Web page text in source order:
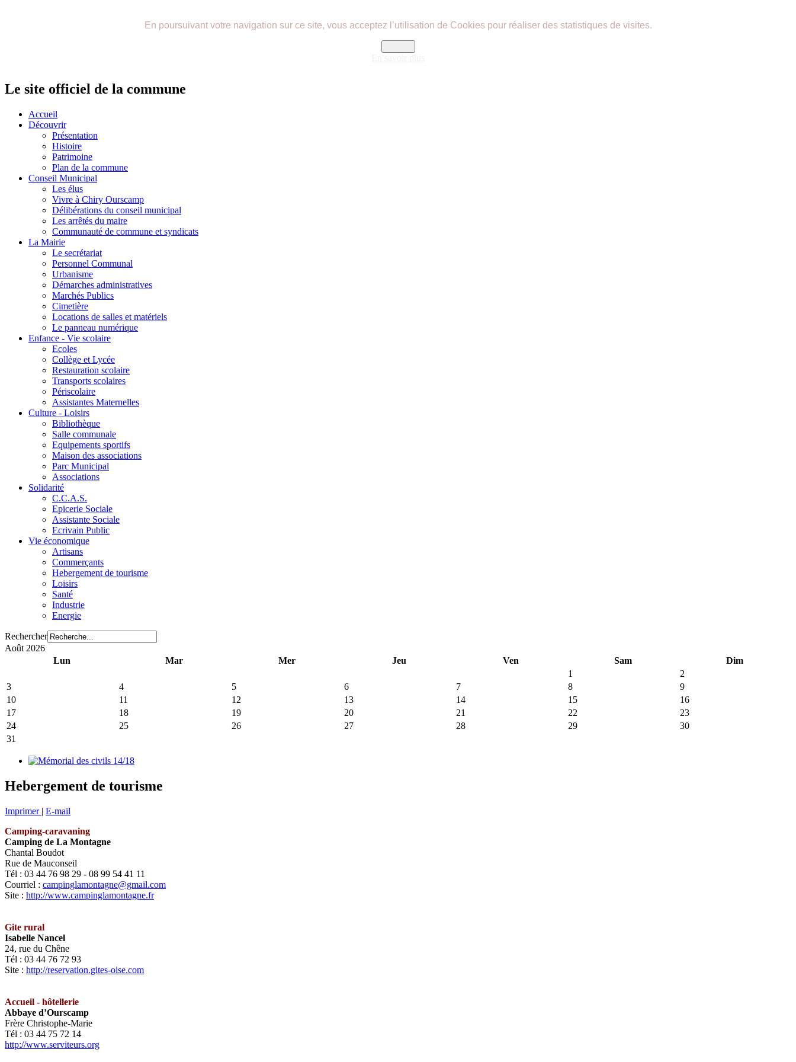
En poursuivant votre navigation sur ce site, vous acceptez l’utilisation de Cookies pour réaliser des statistiques de visites.
Le site officiel de la commune
Accueil
Découvrir
Présentation
Histoire
Patrimoine
Plan de la commune
Conseil Municipal
Les élus
Vivre à Chiry Ourscamp
Délibérations du conseil municipal
Les arrêtés du maire
Communauté de commune et syndicats
La Mairie
Le secrétariat
Personnel Communal
Urbanisme
Démarches administratives
Marchés Publics
Cimetière
Locations de salles et matériels
Le panneau numérique
Enfance - Vie scolaire
Ecoles
Collège et Lycée
Restauration scolaire
Transports scolaires
Périscolaire
Assistantes Maternelles
Culture - Loisirs
Bibliothèque
Salle communale
Equipements sportifs
Maison des associations
Parc Municipal
Associations
Solidarité
C.C.A.S.
Epicerie Sociale
Assistante Sociale
Ecrivain Public
Vie économique
Artisans
Commerçants
Hebergement de tourisme
Loisirs
Santé
Industrie
Energie
Rechercher
Août 2026
Lun
Mar Mer Jeu Ven Sam
Dim
1
2
3
4 5 6 7 8
9
10
11 12 13 14 15
16
17
18 19 20 21 22
23
24
25 26 27 28 29
30
31
Hebergement de tourisme
Imprimer | E-mail
Camping-caravaning
Camping de La Montagne
Chantal Boudot
Rue de Mauconseil
Tél : 03 44 76 98 29 - 08 99 54 41 11
Courriel : campinglamontagne@gmail.com
Site : http://www.campinglamontagne.fr
Gite rural
Isabelle Nancel
24, rue du Chêne
Tél : 03 44 76 72 93
Site : http://reservation.gites-oise.com
Accueil - hôtellerie
Abbaye d’Ourscamp
Frère Christophe-Marie
Tél : 03 44 75 72 14
http://www.serviteurs.org